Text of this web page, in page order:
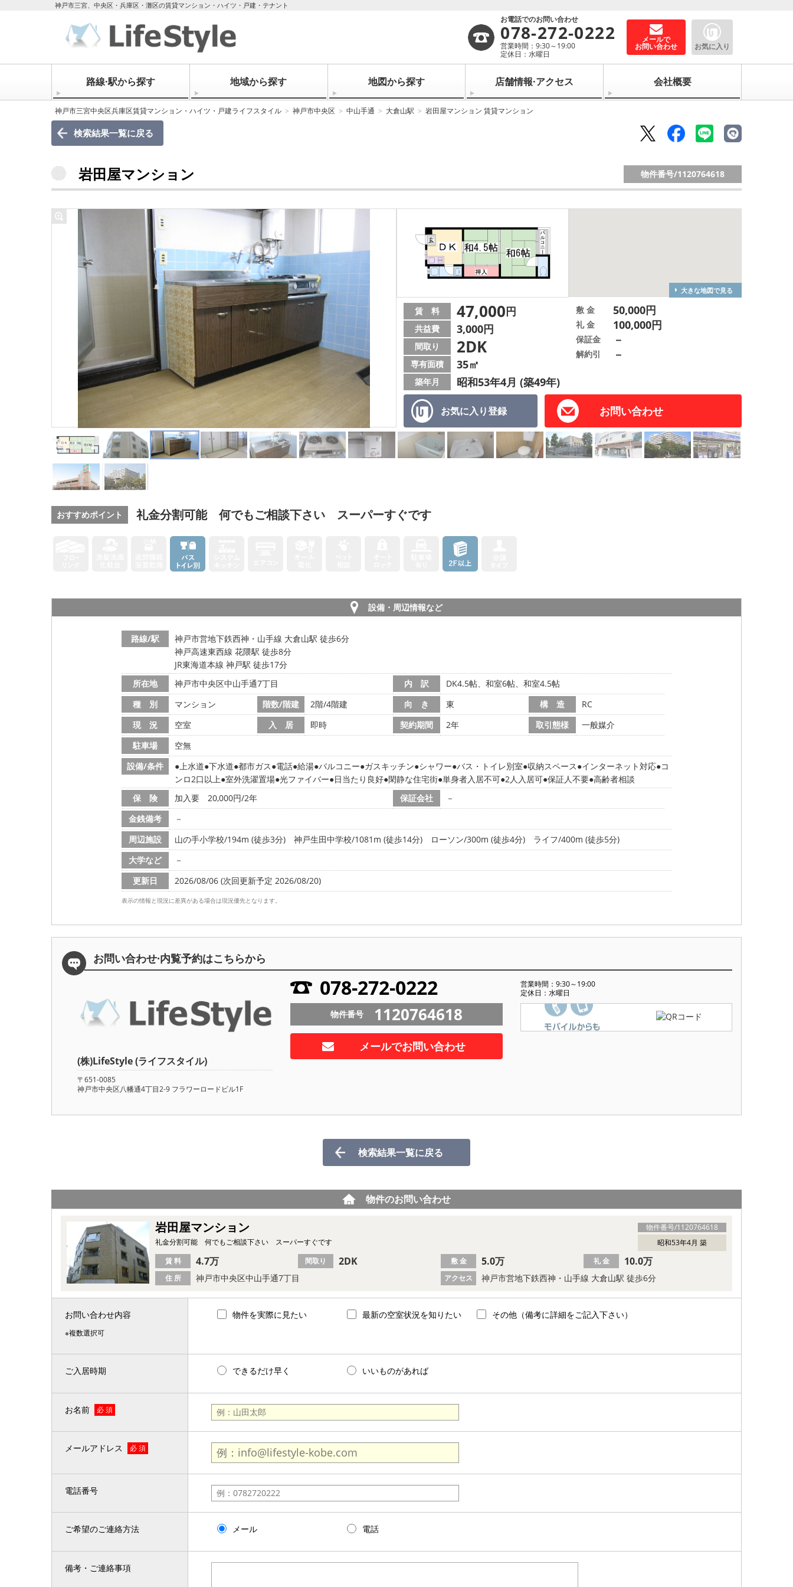
神戸市三宮、中央区・兵庫区・灘区の賃貸マンション・ハイツ・戸建・テナント
お電話でのお問い合わせ
078-272-0222
営業時間：9:30～19:00
定休日：水曜日
メールで
お問い合わせ お気に入り
路線·駅から探す 地域から探す 地図から探す 店舗情報·アクセス 会社概要
神戸市三宮中央区兵庫区賃貸マンション・ハイツ・戸建ライフスタイル 神戸市中央区 中山手通 大倉山駅 岩田屋マンション 賃貸マンション
検索結果一覧に戻る
岩田屋マンション 物件番号/1120764618
大きな地図で見る
お気に入り登録 お問い合わせ
賃 料 47,000円
共益費 3,000円
間取り 2DK
専有面積 35㎡
築年月 昭和53年4月 (築49年)
敷 金 50,000円
礼 金 100,000円
保証金 －
解約引 －
おすすめポイント 礼金分割可能 何でもご相談下さい スーパーすぐです
設備・周辺情報など
路線/駅
神戸市営地下鉄西神・山手線 大倉山駅 徒歩6分
神戸高速東西線 花隈駅 徒歩8分
JR東海道本線 神戸駅 徒歩17分
所在地
神戸市中央区中山手通7丁目 内 訳
DK4.5帖、和室6帖、和室4.5帖
種 別
マンション 階数/階建 2階/4階建 向 き 東 構 造
RC
現 況
空室 入 居 即時 契約期間 2年 取引態様
一般媒介
駐車場
空無
設備/条件
上水道 下水道 都市ガス 電話 給湯 バルコニー ガスキッチン シャワー バス・トイレ別室 収納スペース インターネット対応 コ
ンロ2口以上 室外洗濯置場 光ファイバー 日当たり良好 閑静な住宅街 単身者入居不可 2人入居可 保証人不要 高齢者相談
保 険
加入要 20,000円/2年 保証会社
－
金銭備考
－
周辺施設
山の手小学校/194m (徒歩3分) 神戸生田中学校/1081m (徒歩14分) ローソン/300m (徒歩4分)
ライフ/400m (徒歩5分)
大学など
－
更新日
2026/08/06 (次回更新予定 2026/08/20)
表示の情報と現況に差異がある場合は現況優先となります。
お問い合わせ·内覧予約はこちらから
(株)LifeStyle (ライフスタイル)
〒651-0085
神戸市中央区八幡通4丁目2-9 フラワーロードビル1F
078-272-0222
営業時間：9:30～19:00
定休日：水曜日
物件番号 1120764618
メールでお問い合わせ
検索結果一覧に戻る
物件のお問い合わせ
物件番号/1120764618
岩田屋マンション
昭和53年4月 築
礼金分割可能 何でもご相談下さい スーパーすぐです
住 所 神戸市中央区中山手通7丁目 アクセス 神戸市営地下鉄西神・山手線 大倉山駅 徒歩6分
賃 料 4.7万 間取り 2DK 敷 金 5.0万 礼 金 10.0万
お問い合わせ内容
※複数選択可
物件を実際に見たい 最新の空室状況を知りたい その他（備考に詳細をご記入下さい）
ご入居時期 できるだけ早く いいものがあれば
お名前 必 須
メールアドレス 必 須
電話番号
ご希望のご連絡方法 メール 電話
備考・ご連絡事項